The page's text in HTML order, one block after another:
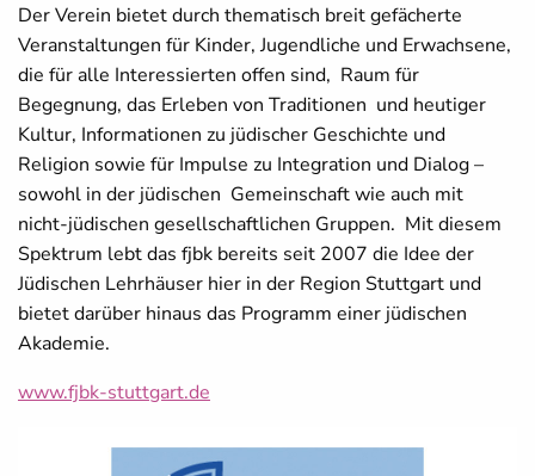
Der Verein bietet durch thematisch breit gefächerte
Veranstaltungen für Kinder, Jugendliche und Erwachsene,
die für alle Interessierten offen sind, Raum für
Begegnung, das Erleben von Traditionen und heutiger
Kultur, Informationen zu jüdischer Geschichte und
Religion sowie für Impulse zu Integration und Dialog –
sowohl in der jüdischen Gemeinschaft wie auch mit
nicht-jüdischen gesellschaftlichen Gruppen. Mit diesem
Spektrum lebt das fjbk bereits seit 2007 die Idee der
Jüdischen Lehrhäuser hier in der Region Stuttgart und
bietet darüber hinaus das Programm einer jüdischen
Akademie.
www.fjbk-stuttgart.de